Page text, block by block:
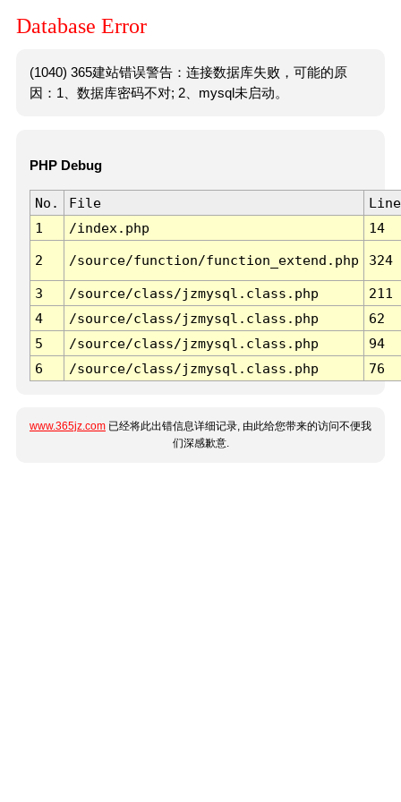
Database Error
(1040) 365建站错误警告：连接数据库失败，可能的原
因：1、数据库密码不对; 2、mysql未启动。
PHP Debug
No. File
Line
1
/index.php 14
2 /source/function/function_extend.php 324
3 /source/class/jzmysql.class.php
211
4
/source/class/jzmysql.class.php
62
5
/source/class/jzmysql.class.php
94
6
/source/class/jzmysql.class.php 76
www.365jz.com 已经将此出错信息详细记录, 由此给您带来的访问不便我
们深感歉意.